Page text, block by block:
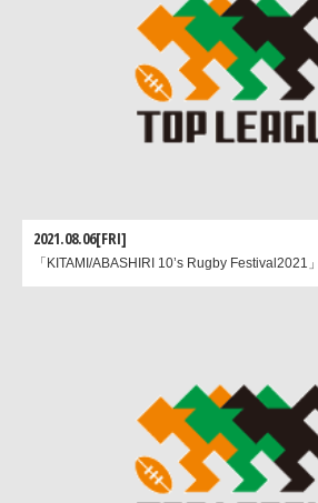
なかった(苦笑)」
2021.08.06[FRI]
「KITAMI/ABASHIRI 10’s Rugby Festival2021